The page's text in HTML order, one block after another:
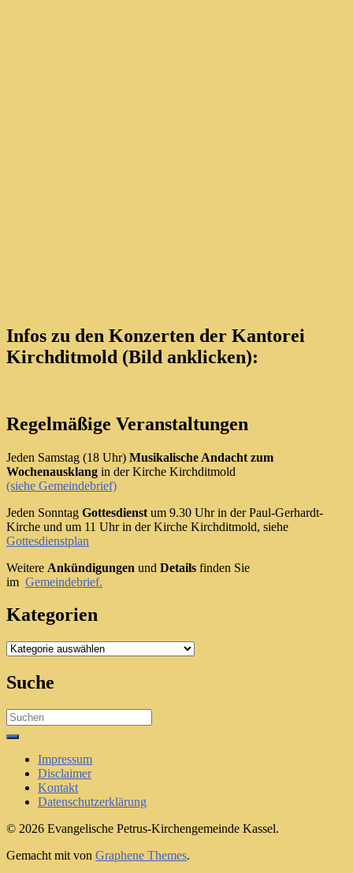
Infos zu den Konzerten der Kantorei
Kirchditmold (Bild anklicken):
Regelmäßige Veranstaltungen
Jeden Samstag (18 Uhr) Musikalische Andacht zum
Wochenausklang in der Kirche Kirchditmold
(siehe Gemeindebrief)
Jeden Sonntag Gottesdienst um 9.30 Uhr in der Paul-Gerhardt-
Kirche und um 11 Uhr in der Kirche Kirchditmold, siehe
Gottesdienstplan
Weitere Ankündigungen und Details finden Sie
im Gemeindebrief.
Kategorien
Kategorien
Suche
Search
for:
Impressum
Disclaimer
Kontakt
Datenschutzerklärung
© 2026 Evangelische Petrus-Kirchengemeinde Kassel.
Gemacht mit von Graphene Themes.